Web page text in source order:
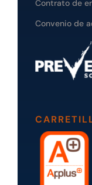
Contrato de
Convenio de